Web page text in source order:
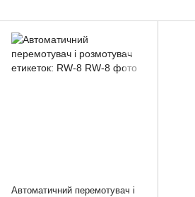
Автоматичний перемотувач і